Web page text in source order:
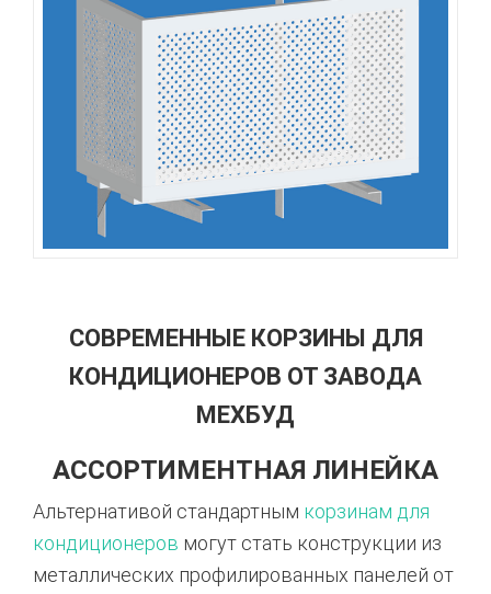
СОВРЕМЕННЫЕ КОРЗИНЫ ДЛЯ
КОНДИЦИОНЕРОВ ОТ ЗАВОДА
МЕХБУД
АССОРТИМЕНТНАЯ ЛИНЕЙКА
Альтернативой стандартным корзинам для
кондиционеров могут стать конструкции из
металлических профилированных панелей от